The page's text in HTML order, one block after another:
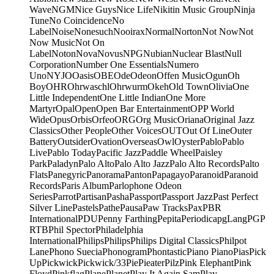
WaveNGMNice GuysNice LifeNikitin Music GroupNinja
TuneNo CoincidenceNo
LabelNoiseNonesuchNooiraxNormalNortonNot NowNot
Now MusicNot On
LabelNotonNovaNovusNPGNubianNuclear BlastNull
CorporationNumber One EssentialsNumero
UnoNYJOOasisOBEOdeOdeonOffen MusicOgunOh
BoyOHROhrwaschlOhrwurmOkehOld TownOliviaOne
Little IndependentOne Little IndianOne More
MartyrOpalOpenOpen Bar EntertainmentOPP World
WideOpusOrbisOrfeoORGOrg MusicOrianaOriginal Jazz
ClassicsOther PeopleOther VoicesOUTOut Of LineOuter
BatteryOutsiderOvationOverseasOwlOysterPabloPablo
LivePablo TodayPacific JazzPaddle WheelPaisley
ParkPaladynPalo AltoPalo Alto JazzPalo Alto RecordsPalto
FlatsPanegyricPanoramaPantonPapagayoParanoidParanoid
RecordsParis AlbumParlophone Odeon
SeriesParrotPartisanPashaPassportPassport JazzPast Perfect
Silver LinePastelsPathePausaPaw TracksPaxPBR
InternationalPDUPenny FarthingPepitaPeriodicapgLangPGP
RTBPhil SpectorPhiladelphia
InternationalPhilipsPhilipsPhilips Digital ClassicsPhilpot
LanePhono SueciaPhonogramPhontasticPiano PianoPiasPick
UpPickwickPickwick/33PiePieaterPilzPink ElephantPink